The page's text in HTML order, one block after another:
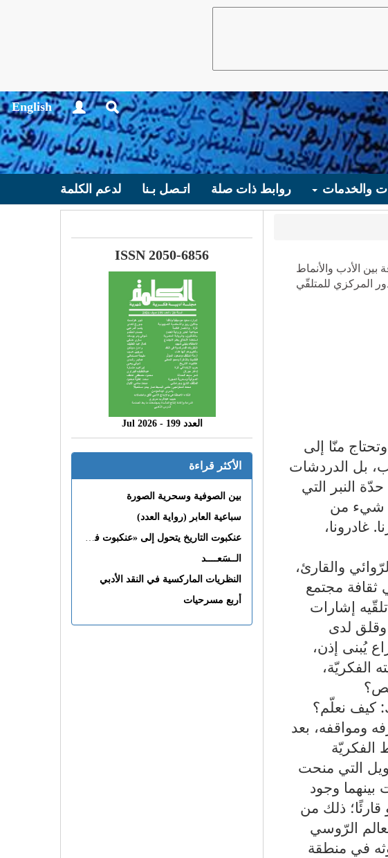
English
والخدمات روابط ذات صلة اتـصل بـنا لدعم الكلمة
بين الأدب والأنماط
المركزي للمتلقّي
منّا إلى
بل الدردشات
النبر التي
شيء من
غادرونا،
والقارئ،
ثقافة مجتمع
إشارات
وقلق لدى
يُبنى إذن،
الفكريّة،
كيف نعلّم؟
ومواقفه، بعد
الفكريّة
التي منحت
بينهما وجود
ذلك من
الرّوسي
حدوثه في منطقة
ISSN 2050-6856
العدد 199 - 2026 Jul
الأكثر قراءة
بين الصوفية وسحرية الصورة
سباعية العابر (رواية العدد)
عنكبوت التاريخ يتحول إلى «عنكبوت فى القلب»
الــسَعــــد
النظريات الماركسية في النقد الأدبي
أربع مسرحيات